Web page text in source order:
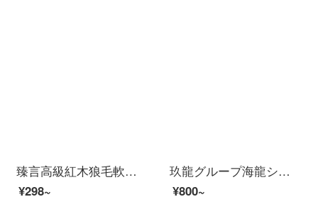
臻言高級紅木狼毛軟筆式万年筆小楷書道紅檀万年筆式新書道筆携帯小楷書道筆写経書水道水に墨A項花梨万年筆式ソフトペン（単筆）
¥298~
玖龍グループ海龍シリーズA 4 80 g/70 gプリント用紙/コピー用紙A 47 g一箱（5パック）
¥800~